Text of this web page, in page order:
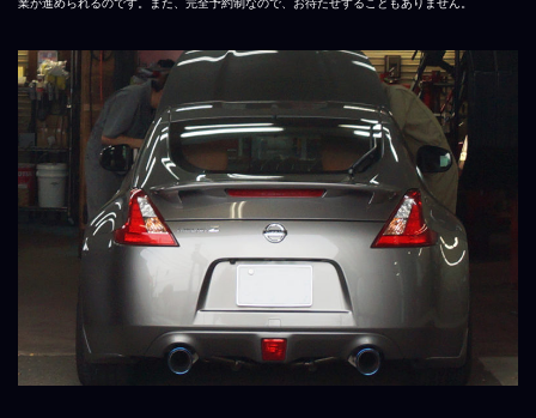
業が進められるのです。また、完全予約制なので、お待たせすることもありません。